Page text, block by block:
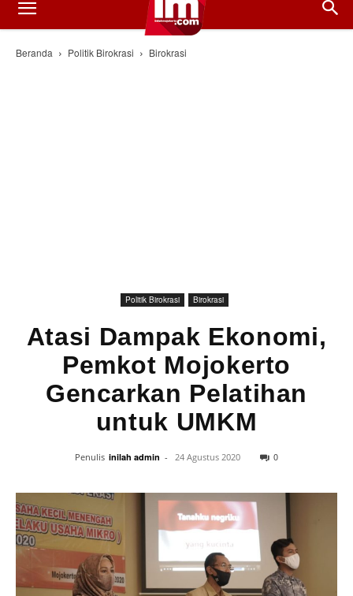
Beranda Politik Birokrasi Birokrasi
Politik Birokrasi Birokrasi
Atasi Dampak Ekonomi,
Pemkot Mojokerto
Gencarkan Pelatihan
untuk UMKM
Penulis inilah admin - 24 Agustus 2020 0